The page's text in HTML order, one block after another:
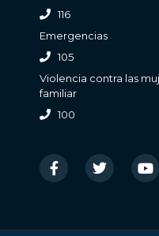
116
Emergencias
105
Violencia contra las
familiar
100